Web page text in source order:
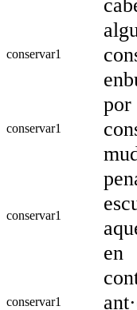
conservar1
conservar1
por
conservar1
en
conservar1